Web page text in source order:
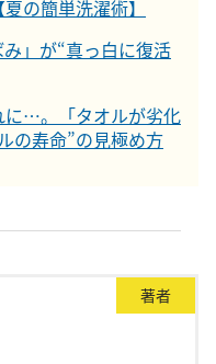
の簡単洗濯術】
」が“真っ白に復活
に…。「タオルが劣化
の寿命”の見極め方
著者